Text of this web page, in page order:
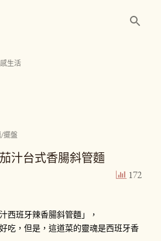
生活
擺盤
汁台式香腸斜管麵
172
西班牙辣香腸斜管麵」，
吃，但是，這道菜的靈魂是西班牙香